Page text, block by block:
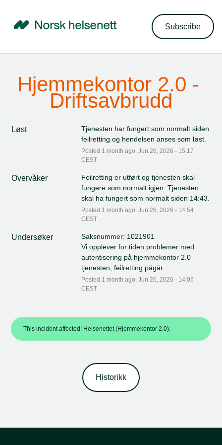
Subscribe
Hjemmekontor 2.0 -
Driftsavbrudd
Løst
Tjenesten har fungert som normalt siden
feilretting og hendelsen anses som løst.
Posted 1 month ago. Jun 26 2026 - 15:17
CEST
Overvåker
Feilretting er utført og tjenesten skal
fungere som normalt igjen. Tjenesten
skal ha fungert som normalt siden 14:43.
Posted 1 month ago. Jun 26 2026 - 14:54
CEST
Undersøker
Saksnummer: 1021901
Vi opplever for tiden problemer med
autentisering på hjemmekontor 2.0
tjenesten, feilretting pågår.
Posted 1 month ago. Jun 26 2026 - 14:06
CEST
This incident affected: Helsenettet (Hjemmekontor 2.0).
Historikk